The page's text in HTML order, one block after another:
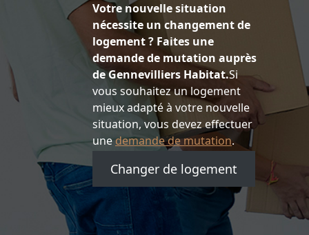
Votre nouvelle situation
nécessite un changement de
logement ? Faites une
demande de mutation auprès
de Gennevilliers Habitat.Si
vous souhaitez un logement
mieux adapté à votre nouvelle
situation, vous devez effectuer
unedemande de mutation.
Changer de logement